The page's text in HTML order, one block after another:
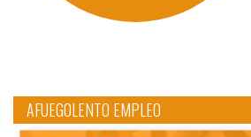
AFUEGOLENTO EMPLEO